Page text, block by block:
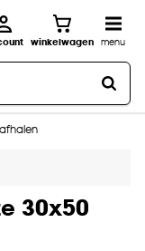
winkelwagen menu
aan huis
30x50